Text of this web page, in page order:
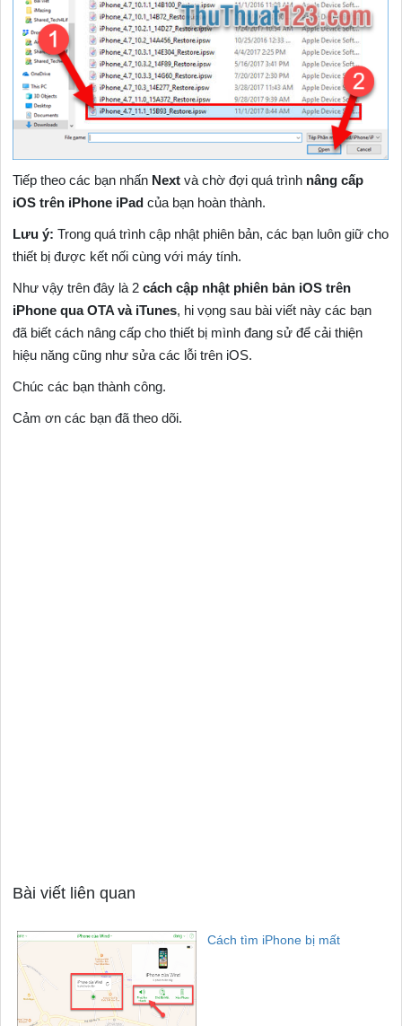
Tiếp theo các bạn nhấn Next và chờ đợi quá trình nâng cấp
iOS trên iPhone iPadcủa bạn hoàn thành.
Lưu ý: Trong quá trình cập nhật phiên bản, các bạn luôn giữ cho
thiết bị được kết nối cùng với máy tính.
Như vậy trên đây là 2cách cập nhật phiên bản iOS trên
iPhone qua OTA và iTunes, hi vọng sau bài viết này các bạn
đã biết cách nâng cấp cho thiết bị mình đang sử để cải thiện
hiệu năng cũng như sửa các lỗi trên iOS.
Chúc các bạn thành công.
Cảm ơn các bạn đã theo dõi.
Bài viết liên quan
Cách tìm iPhone bị mất